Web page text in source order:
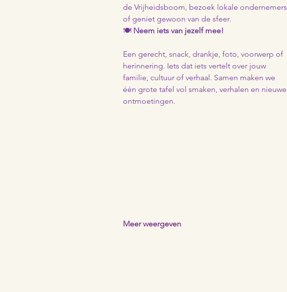
de Vrijheidsboom, bezoek lokale ondernemers
of geniet gewoon van de sfeer.
🍽️ Neem iets van jezelf mee!
Een gerecht, snack, drankje, foto, voorwerp of
herinnering. Iets dat iets vertelt over jouw
familie, cultuur of verhaal. Samen maken we
één grote tafel vol smaken, verhalen en nieuwe
ontmoetingen.
Meer weergeven